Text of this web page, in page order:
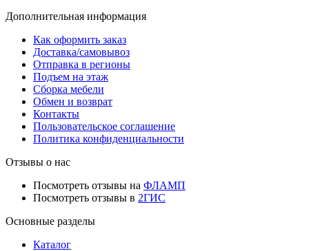
Дополнительная информация
Как оформить заказ
Доставка/самовывоз
Отправка в регионы
Подъем на этаж
Сборка мебели
Обмен и возврат
Контакты
Пользовательское соглашение
Политика конфиденциальности
Отзывы о нас
Посмотреть отзывы на ФЛАМП
Посмотреть отзывы в 2ГИС
Основные разделы
Каталог